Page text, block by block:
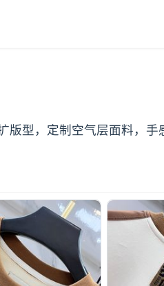
型，定制空气层面料，手